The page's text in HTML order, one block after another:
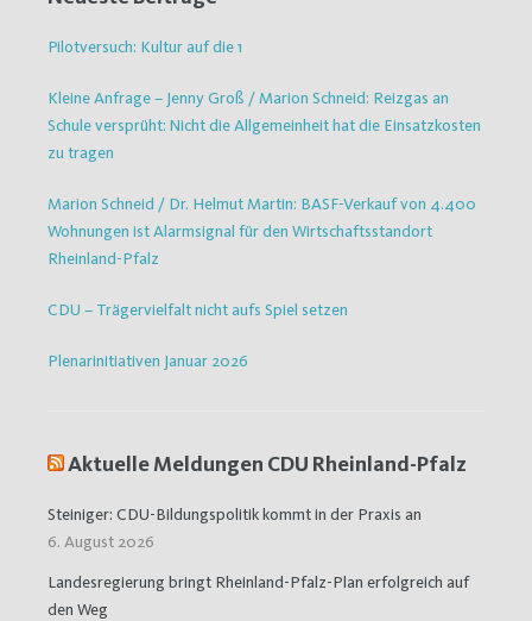
Pilotversuch: Kultur auf die 1
Kleine Anfrage – Jenny Groß / Marion Schneid: Reizgas an
Schule versprüht: Nicht die Allgemeinheit hat die Einsatzkosten
zu tragen
Marion Schneid / Dr. Helmut Martin: BASF-Verkauf von 4.400
Wohnungen ist Alarmsignal für den Wirtschaftsstandort
Rheinland-Pfalz
CDU – Trägervielfalt nicht aufs Spiel setzen
Plenarinitiativen Januar 2026
Aktuelle Meldungen CDU Rheinland-Pfalz
Steiniger: CDU-Bildungspolitik kommt in der Praxis an
6. August 2026
Landesregierung bringt Rheinland-Pfalz-Plan erfolgreich auf
den Weg